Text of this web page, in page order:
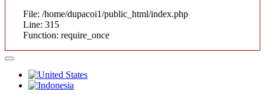
File: /home/dupacoi1/public_html/index.php
Line: 315
Function: require_once